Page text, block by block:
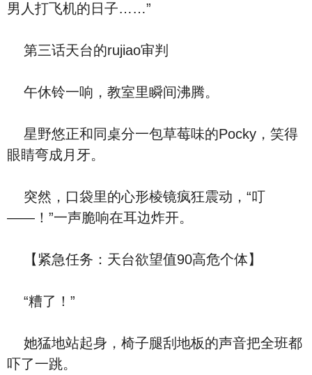
男人打飞机的日子……”
第三话天台的rujiao审判
午休铃一响，教室里瞬间沸腾。
星野悠正和同桌分一包草莓味的Pocky，笑得
眼睛弯成月牙。
突然，口袋里的心形棱镜疯狂震动，“叮
——！”一声脆响在耳边炸开。
【紧急任务：天台欲望值90高危个体】
“糟了！”
她猛地站起身，椅子腿刮地板的声音把全班都
吓了一跳。